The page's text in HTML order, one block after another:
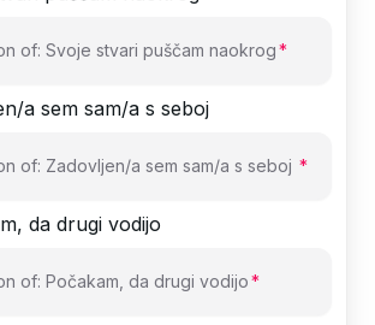
of: Svoje stvari puščam naokrog
a sem sam/a s seboj
of: Zadovljen/a sem sam/a s seboj
da drugi vodijo
of: Počakam, da drugi vodijo